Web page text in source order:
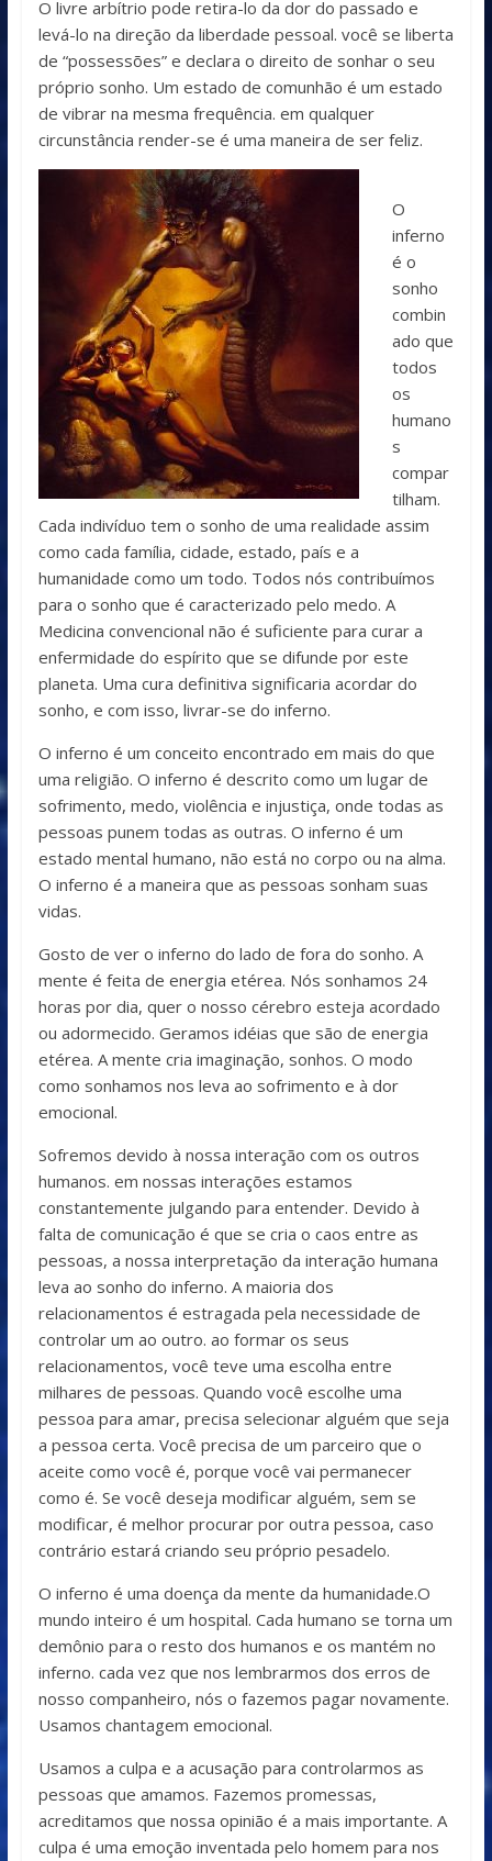
O livre arbítrio pode retira-lo da dor do passado e
levá-lo na direção da liberdade pessoal. você se liberta
de “possessões” e declara o direito de sonhar o seu
próprio sonho. Um estado de comunhão é um estado
de vibrar na mesma frequência. em qualquer
circunstância render-se é uma maneira de ser feliz.
O
inferno
é o
sonho
combin
ado que
todos
os
humano
s
compar
tilham.
Cada indivíduo tem o sonho de uma realidade assim
como cada família, cidade, estado, país e a
humanidade como um todo. Todos nós contribuímos
para o sonho que é caracterizado pelo medo. A
Medicina convencional não é suficiente para curar a
enfermidade do espírito que se difunde por este
planeta. Uma cura definitiva significaria acordar do
sonho, e com isso, livrar-se do inferno.
O inferno é um conceito encontrado em mais do que
uma religião. O inferno é descrito como um lugar de
sofrimento, medo, violência e injustiça, onde todas as
pessoas punem todas as outras. O inferno é um
estado mental humano, não está no corpo ou na alma.
O inferno é a maneira que as pessoas sonham suas
vidas.
Gosto de ver o inferno do lado de fora do sonho. A
mente é feita de energia etérea. Nós sonhamos 24
horas por dia, quer o nosso cérebro esteja acordado
ou adormecido. Geramos idéias que são de energia
etérea. A mente cria imaginação, sonhos. O modo
como sonhamos nos leva ao sofrimento e à dor
emocional.
Sofremos devido à nossa interação com os outros
humanos. em nossas interações estamos
constantemente julgando para entender. Devido à
falta de comunicação é que se cria o caos entre as
pessoas, a nossa interpretação da interação humana
leva ao sonho do inferno. A maioria dos
relacionamentos é estragada pela necessidade de
controlar um ao outro. ao formar os seus
relacionamentos, você teve uma escolha entre
milhares de pessoas. Quando você escolhe uma
pessoa para amar, precisa selecionar alguém que seja
a pessoa certa. Você precisa de um parceiro que o
aceite como você é, porque você vai permanecer
como é. Se você deseja modificar alguém, sem se
modificar, é melhor procurar por outra pessoa, caso
contrário estará criando seu próprio pesadelo.
O inferno é uma doença da mente da humanidade.O
mundo inteiro é um hospital. Cada humano se torna um
demônio para o resto dos humanos e os mantém no
inferno. cada vez que nos lembrarmos dos erros de
nosso companheiro, nós o fazemos pagar novamente.
Usamos chantagem emocional.
Usamos a culpa e a acusação para controlarmos as
pessoas que amamos. Fazemos promessas,
acreditamos que nossa opinião é a mais importante. A
culpa é uma emoção inventada pelo homem para nos